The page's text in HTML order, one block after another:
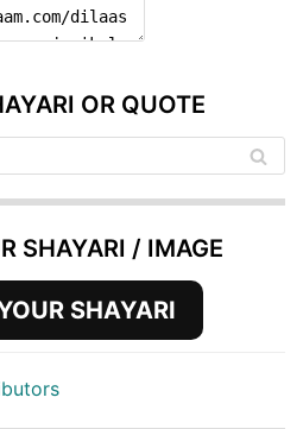
OR QUOTE
SHAYARI / IMAGE
SHAYARI